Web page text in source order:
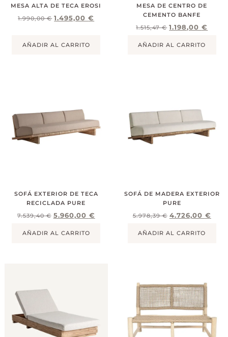
MESA ALTA DE TECA EROSI
1.990,00€ 1.495,00€
AÑADIR AL CARRITO
MESA DE CENTRO DE
CEMENTO BANFE
1.515,47€ 1.198,00€
AÑADIR AL CARRITO
SOFÁ EXTERIOR DE TECA
RECICLADA PURE
7.539,40€ 5.960,00 €
AÑADIR AL CARRITO
SOFÁ DE MADERA EXTERIOR
PURE
5.978,39€ 4.726,00 €
AÑADIR AL CARRITO